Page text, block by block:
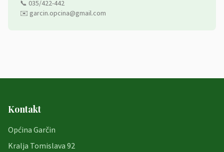
📞 035/422-442
✉️ garcin.opcina@gmail.com
Kontakt
Općina Garčin
Kralja Tomislava 92